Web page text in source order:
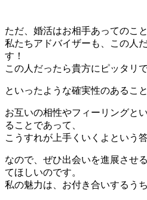
ただ、婚活はお相手あってのこと
私たちアドバイザーも、この人
す！
この人だったら貴方にピッタリで
といったような確実性のあるこ
お互いの相性やフィーリングと
ることであって、
こうすれが上手くいくよという
なので、ぜひ出会いを進展させ
てほしいのです。
私の魅力は、お付き合いするう